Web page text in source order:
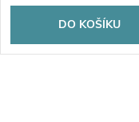
DO KOŠÍKU